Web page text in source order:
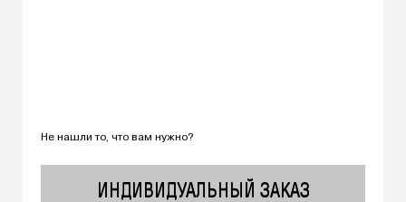
Не нашли то, что вам нужно?
ИНДИВИДУАЛЬНЫЙ ЗАКАЗ